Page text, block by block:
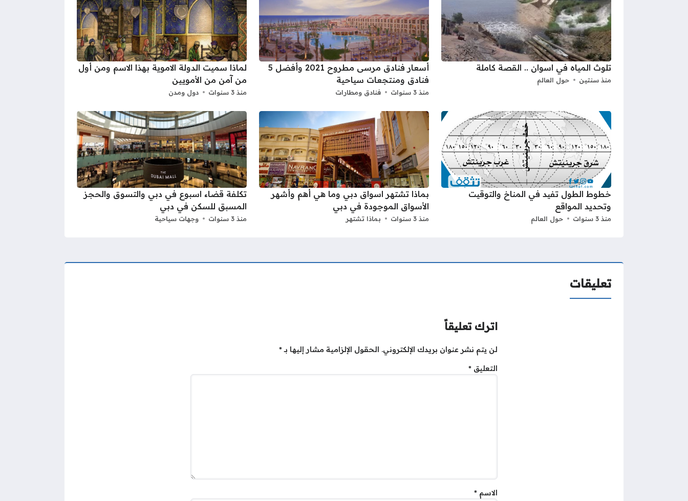
تلوث المياه في اسوان .. القصة كاملة
منذ سنتين حول العالم
أسعار فنادق مرسى مطروح 2021 وأفضل 5
فنادق ومنتجعات سياحية
منذ 3 سنوات فنادق ومطارات
لماذا سميت الدولة الاموية بهذا الاسم ومن أول
من آمن من الأمويين
منذ 3 سنوات دول ومدن
خطوط الطول تفيد في المناخ والتوقيت
وتحديد المواقع
منذ 3 سنوات حول العالم
بماذا تشتهر اسواق دبي وما هي أهم وأشهر
الأسواق الموجودة في دبي
منذ 3 سنوات بماذا تشتهر
تكلفة قضاء اسبوع في دبي والتسوق والحجز
المسبق للسكن في دبي
منذ 3 سنوات وجهات سياحية
تعليقات
اترك تعليقاً
لن يتم نشر عنوان بريدك الإلكتروني. الحقول الإلزامية مشار إليها بـ*
التعليق *
الاسم *